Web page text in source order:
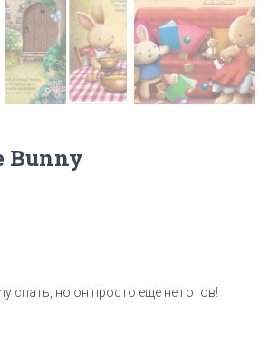
Bunny
спать, но он просто еще не готов!